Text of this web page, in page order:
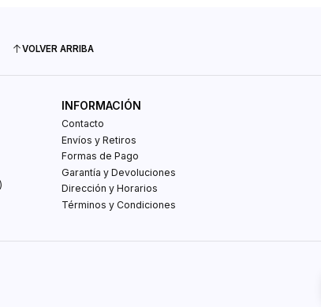
VOLVER ARRIBA
INFORMACIÓN
Contacto
Envíos y Retiros
Formas de Pago
Garantía y Devoluciones
Dirección y Horarios
Términos y Condiciones